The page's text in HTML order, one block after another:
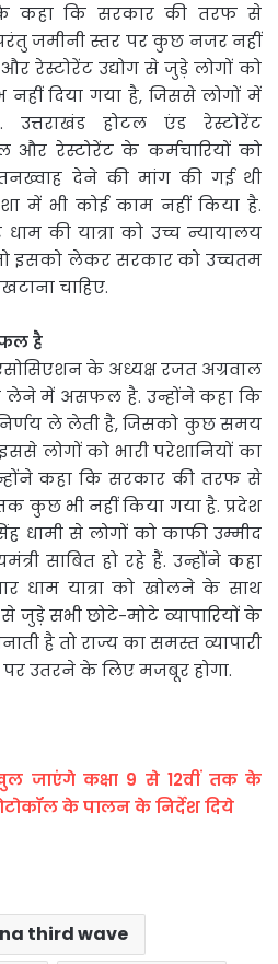
कहा कि सरकार की तरफ से
जमीनी स्तर पर कुछ नजर नहीं
रेस्टोरेंट उद्योग से जुड़े लोगों को
नहीं दिया गया है, जिससे लोगों में
उत्तराखंड होटल एंड रेस्टोरेंट
और रेस्टोरेंट के कर्मचारियों को
देने की मांग की गई थी
में भी कोई काम नहीं किया है.
की यात्रा को उच्च न्यायालय
इसको लेकर सरकार को उच्चतम
चाहिए.
है
के अध्यक्ष रजत अग्रवाल
लेने में असफल है. उन्होंने कहा कि
ले लेती है, जिसको कुछ समय
लोगों को भारी परेशानियों का
कहा कि सरकार की तरफ से
कुछ भी नहीं किया गया है. प्रदेश
धामी से लोगों को काफी उम्मीद
साबित हो रहे हैं. उन्होंने कहा
धाम यात्रा को खोलने के साथ
से जुड़े सभी छोटे-मोटे व्यापारियों के
है तो राज्य का समस्त व्यापारी
उतरने के लिए मजबूर होगा.
जाएंगे कक्षा 9 से 12वीं तक के
के पालन के निर्देश दिये
third wave